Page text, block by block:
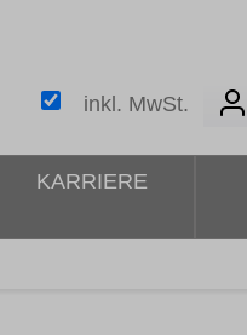
inkl. MwSt.
KARRIERE